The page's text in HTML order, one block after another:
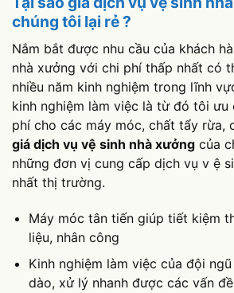
chúng tôi lại rẻ ?
Nắm bắt được nhu cầu của khách
nhà xưởng với chi phí thấp nhất có
nhiều năm kinh nghiệm trong lĩnh
kinh nghiệm làm việc là từ đó tôi ưu
phí cho các máy móc, chất tẩy rừa,
giá dịch vụ vệ sinh nhà xưởng của
những đơn vị cung cấp dịch vụ v ệ
nhất thị trường.
Máy móc tân tiến giúp tiết kiệm
liệu, nhân công
Kinh nghiệm làm việc của đội
dào, xử lý nhanh được các vấn